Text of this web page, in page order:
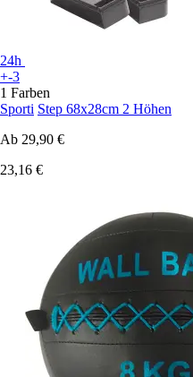
24h
+-3
1 Farben
Sporti Step 68x28cm 2 Höhen
Ab 29,90 €
23,16 €